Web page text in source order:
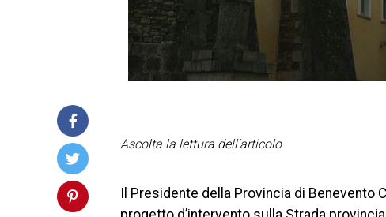
Ascolta la lettura dell'articolo
Il Presidente della Provincia di